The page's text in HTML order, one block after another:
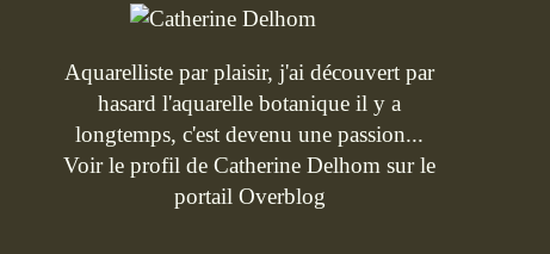
Aquarelliste par plaisir, j'ai découvert par
hasard l'aquarelle botanique il y a
longtemps, c'est devenu une passion...
Voir le profil de Catherine Delhom sur le
portail Overblog